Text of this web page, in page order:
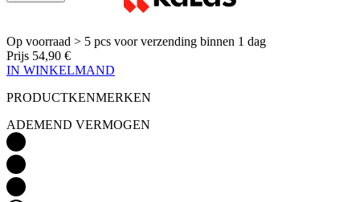
Op voorraad > 5 pcs voor verzending binnen 1 dag
Prijs 54,90 €
IN WINKELMAND
PRODUCTKENMERKEN
ADEMEND VERMOGEN